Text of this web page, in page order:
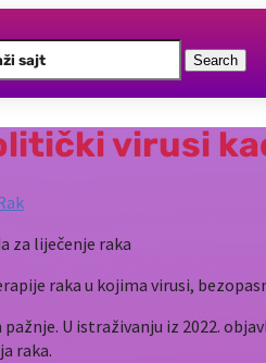
virusi
raka u kojima virusi,
U istraživanju iz 2022.
raka.